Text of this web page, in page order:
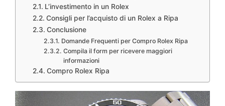
L’investimento in un Rolex
Consigli per l’acquisto di un Rolex a Ripa
Conclusione
Domande Frequenti per Compro Rolex Ripa
Compila il form per ricevere maggiori
informazioni
Compro Rolex Ripa